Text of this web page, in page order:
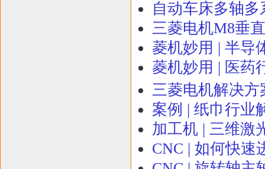
自动车床多轴
三菱电机M8垂
菱机妙用 | 半导
菱机妙用 | 医药
三菱电机解决
案例 | 纸巾行业
加工机 | 三维激
CNC | 如何快速